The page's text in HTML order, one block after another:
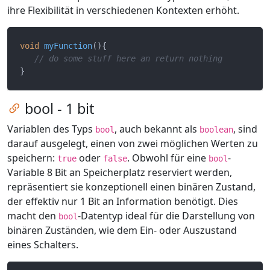
ihre Flexibilität in verschiedenen Kontexten erhöht.
void myFunction(){
// do some stuff here an return nothing
Zum Kapitel springen
bool - 1 bit
Variablen des Typs bool , auch bekannt als boolean, sind
darauf ausgelegt, einen von zwei möglichen Werten zu
speichern: true oder false. Obwohl für eine bool-
Variable 8 Bit an Speicherplatz reserviert werden,
repräsentiert sie konzeptionell einen binären Zustand,
der effektiv nur 1 Bit an Information benötigt. Dies
macht den bool-Datentyp ideal für die Darstellung von
binären Zuständen, wie dem Ein- oder Auszustand
eines Schalters.